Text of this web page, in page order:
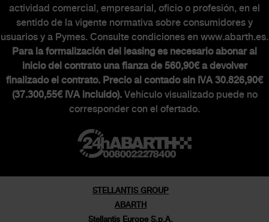
actividad comercial, empresarial, oficio o profesión, en el
sentido de la vigente normativa sobre consumidores y
usuarios y a Pymes. Consulte condiciones en www.abarth.es.
Para la formalización del leasing es necesario abonar al
inicio del contrato una fianza de 560,90€ a devolver
finalizado el contrato. Precio al contado sin IVA 30.826,90€
(37.300,55€ IVA incluido).Vehículo visualizado puede no
corresponder con el ofertado.
STELLANTIS GROUP
ABARTH
Stellantis Europe S.p.A.